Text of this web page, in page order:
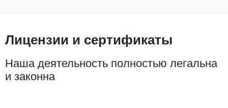
Лицензии и сертификаты
Наша деятельность полностью легальна
и законна